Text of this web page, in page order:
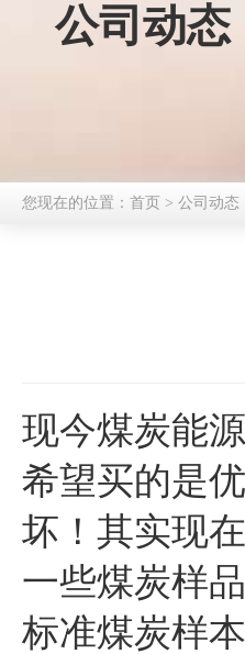
公司动态
您现在的位置： 首页 > 公司动态
现今煤炭能
希望买的是
坏！其实现
一些煤炭样
标准煤炭样